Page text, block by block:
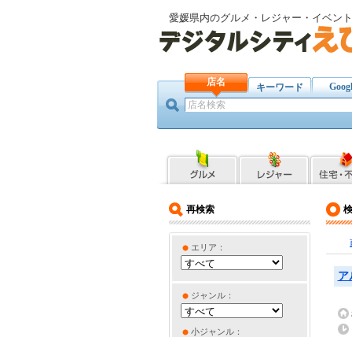
愛媛県内のグルメ・レジャー・イベン
店名 キーワード
再検索
エリア：
ジャンル：
小ジャンル：
ア